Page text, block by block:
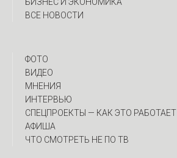
ВСЕ НОВОСТИ
ФОТО
ВИДЕО
МНЕНИЯ
ИНТЕРВЬЮ
CПЕЦПРОЕКТЫ — КАК ЭТО РАБОТАЕТ
АФИША
ЧТО СМОТРЕТЬ НЕ ПО ТВ